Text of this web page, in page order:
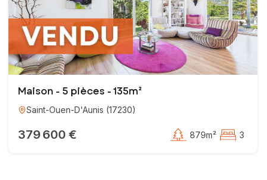
Maison - 5 pièces - 135m²
Saint-Ouen-D'Aunis (17230)
379 600 € 879m² 3